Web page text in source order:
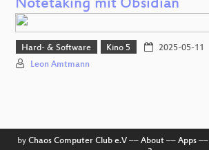
Notetaking mit Obsidian
Hard- & Software Kino 5 2025-05-11
Leon Amtmann
by Chaos Computer Club e.V–– About–– Apps––